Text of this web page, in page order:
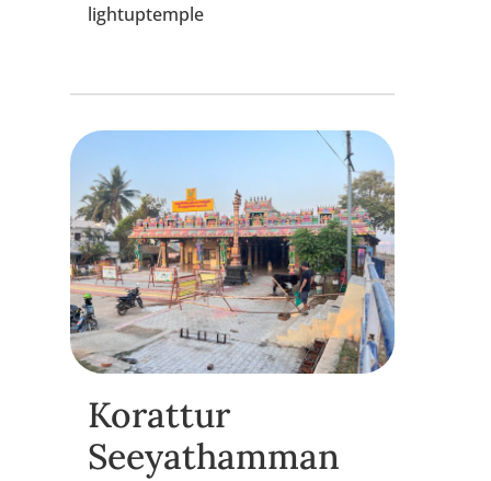
lightuptemple
Korattur
Seeyathamman